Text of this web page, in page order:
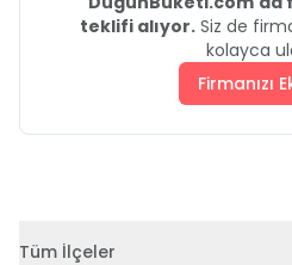
teklifi alıyor. Siz de
kolayca
Firmanızı
Tüm İlçeler